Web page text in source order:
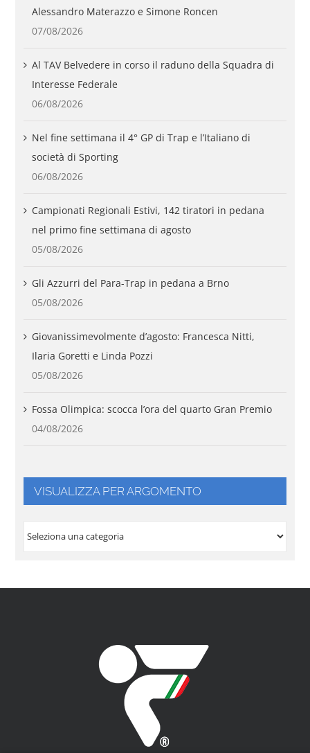
Alessandro Materazzo e Simone Roncen
07/08/2026
Al TAV Belvedere in corso il raduno della Squadra di
Interesse Federale
06/08/2026
Nel fine settimana il 4° GP di Trap e l’Italiano di
società di Sporting
06/08/2026
Campionati Regionali Estivi, 142 tiratori in pedana
nel primo fine settimana di agosto
05/08/2026
Gli Azzurri del Para-Trap in pedana a Brno
05/08/2026
Giovanissimevolmente d’agosto: Francesca Nitti,
Ilaria Goretti e Linda Pozzi
05/08/2026
Fossa Olimpica: scocca l’ora del quarto Gran Premio
04/08/2026
VISUALIZZA PER ARGOMENTO